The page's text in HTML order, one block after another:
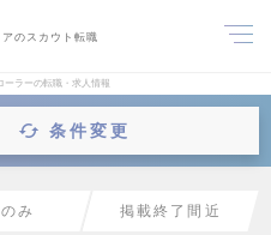
のスカウト転職
ーラーの転職・求人情報
条件変更
み 掲載終了間近